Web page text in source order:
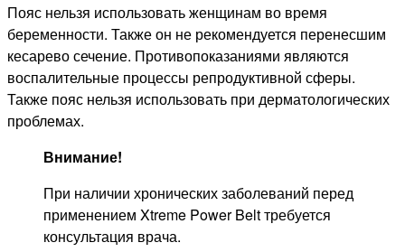
Пояс нельзя использовать женщинам во время
беременности. Также он не рекомендуется перенесшим
кесарево сечение. Противопоказаниями являются
воспалительные процессы репродуктивной сферы.
Также пояс нельзя использовать при дерматологических
проблемах.
Внимание!
При наличии хронических заболеваний перед
применением Xtreme Power Belt требуется
консультация врача.